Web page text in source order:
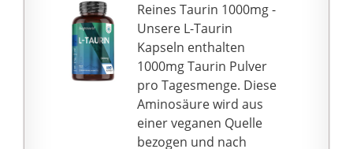
Reines Taurin 1000mg -
Unsere L-Taurin
Kapseln enthalten
1000mg Taurin Pulver
pro Tagesmenge. Diese
Aminosäure wird aus
einer veganen Quelle
bezogen und nach